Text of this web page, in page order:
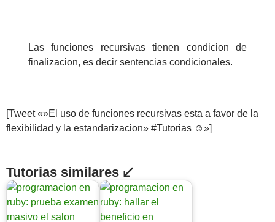
Las funciones recursivas tienen condicion de
finalizacion, es decir sentencias condicionales.
[Tweet «»El uso de funciones recursivas esta a favor de la
flexibilidad y la estandarizacion» #Tutorias ☺»]
Tutorias similares ↙